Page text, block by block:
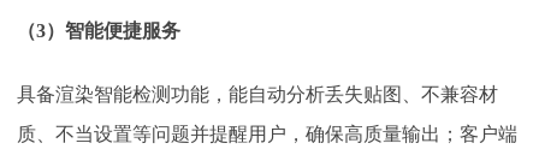
（3） 智能便捷服务
具备渲染智能检测功能，能自动分析丢失贴图、不兼容材
质、不当设置等问题并提醒用户，确保高质量输出；客户端